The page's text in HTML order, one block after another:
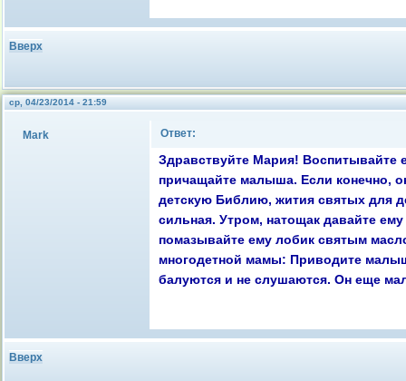
Вверх
ср, 04/23/2014 - 21:59
Mark Ответ:
Здравствуйте Мария! Воспитывайте
причащайте малыша. Если конечно,
детскую Библию, жития святых для
сильная. Утром, натощак давайте
помазывайте ему лобик святым
многодетной мамы: Приводите
балуются и не слушаются. Он еще
Вверх